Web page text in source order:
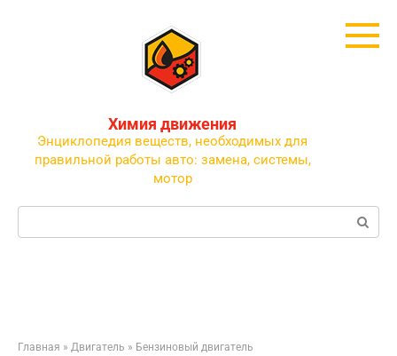
Химия движения
Энциклопедия веществ, необходимых для
правильной работы авто: замена, системы,
мотор
Поиск:
Главная » Двигатель » Бензиновый двигатель